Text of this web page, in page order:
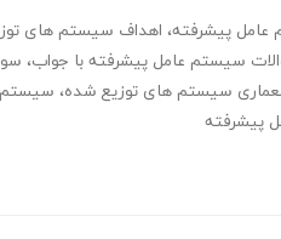
پیشرفته، اهداف سیستم های
سیستم عامل پیشرفته با جواب،
سیستم های توزیع شده، سیستم
پیشرفته